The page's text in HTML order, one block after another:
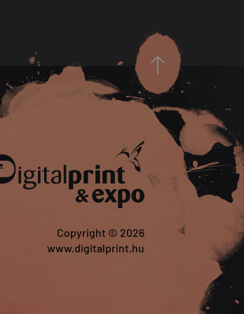
Copyright © 2026
www.digitalprint.hu